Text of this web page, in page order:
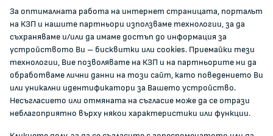
ЗА КОМИСИЯТА
За КЗП
Кои сме ние
Кариери
За оптималната работа на интернет страницата, порталът
на КЗП и нашите партньори използваме технологии, за да
съхраняваме и/или да имаме достъп до информация за
устройството Ви – бисквитки или cookies. Приемайки тези
технологии, Вие позволявате на КЗП и на партньорите ни да
обработваме лични данни на този сайт, като поведението Ви
или уникални идентификатори за Вашето устройство.
Несъгласието или отмяната на съгласие може да се отрази
неблагоприятно върху някои характеристики или функции.